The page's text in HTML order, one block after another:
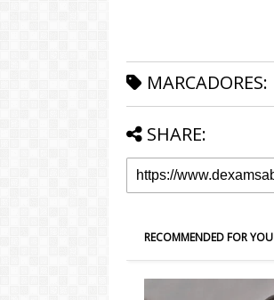
MARCADORES:
SHARE:
RECOMMENDED FOR YOU